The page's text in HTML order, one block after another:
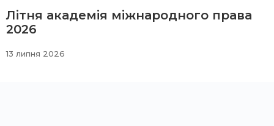
Літня академія міжнародного права
2026
13 липня 2026